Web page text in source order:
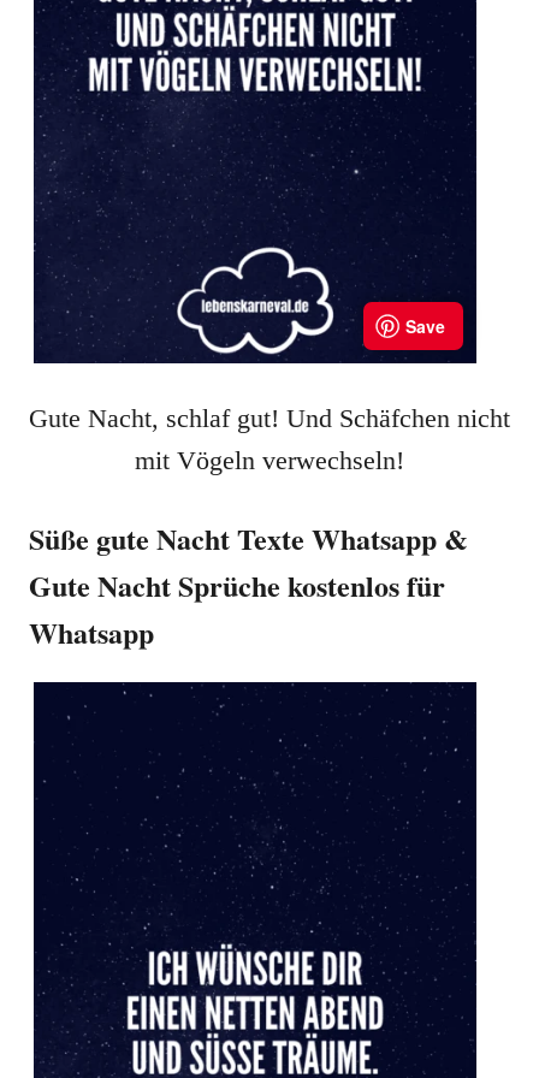
Gute Nacht, schlaf gut! Und Schäfchen nicht
mit Vögeln verwechseln!
Süße gute Nacht Texte Whatsapp &
Gute Nacht Sprüche kostenlos für
Whatsapp